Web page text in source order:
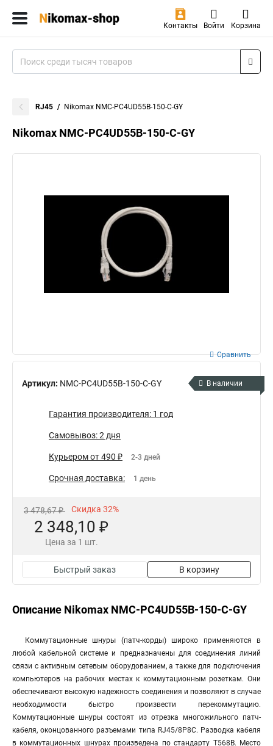
Контакты Войти Корзина
RJ45 Nikomax NMC-PC4UD55B-150-C-GY
Nikomax NMC-PC4UD55B-150-C-GY
Артикул: NMC-PC4UD55B-150-C-GY
Сравнить
В наличии
Гарантия производителя: 1 год
Самовывоз: 2 дня
Курьером от 490 ₽ 2-3 дней
Срочная доставка: 1 день
3 478,67 ₽ Скидка 32%
2 348,10 ₽
Цена за 1 шт.
Быстрый заказ В корзину
Описание Nikomax NMC-PC4UD55B-150-C-GY
Коммутационные шнуры (патч-корды) широко применяются в
любой кабельной системе и предназначены для соединения линий
связи с активным сетевым оборудованием, а также для подключения
компьютеров на рабочих местах к коммутационным розеткам. Они
обеспечивают высокую надежность соединения и позволяют в случае
необходимости быстро произвести перекоммутацию.
Коммутационные шнуры состоят из отрезка многожильного патч-
кабеля, оконцованного разъемами типа RJ45/8P8C. Разводка кабеля
в коммутационных шнурах произведена по стандарту T568B. Место